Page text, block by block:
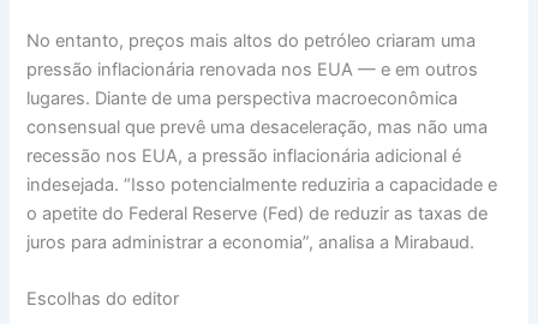
No entanto, preços mais altos do petróleo criaram uma
pressão inflacionária renovada nos EUA — e em outros
lugares. Diante de uma perspectiva macroeconômica
consensual que prevê uma desaceleração, mas não uma
recessão nos EUA, a pressão inflacionária adicional é
indesejada. “Isso potencialmente reduziria a capacidade e
o apetite do Federal Reserve (Fed) de reduzir as taxas de
juros para administrar a economia”, analisa a Mirabaud.
Escolhas do editor